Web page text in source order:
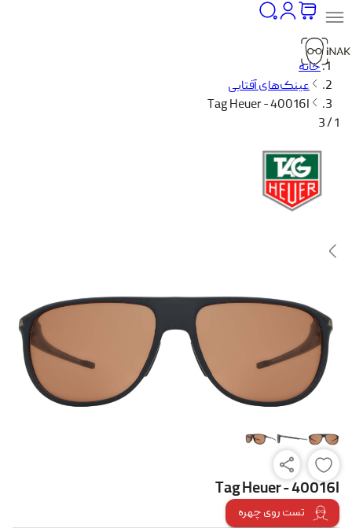
خانه
عینک‌های آفتابی
Tag Heuer - 40016I
1 / 3
Tag Heuer - 40016I
تست روی چهره